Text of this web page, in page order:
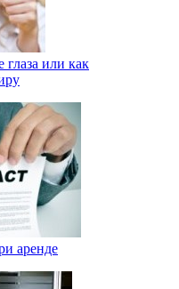
глаза или как
аренде